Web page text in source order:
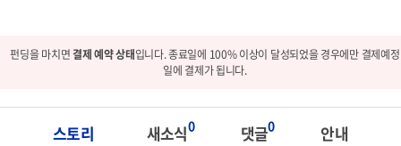
펀딩을 마치면결제 예약 상태입니다. 종료일에 100% 이상이 달성되었을 경우에만 결제예정
일에 결제가 됩니다.
스토리 새소식0 댓글0 안내